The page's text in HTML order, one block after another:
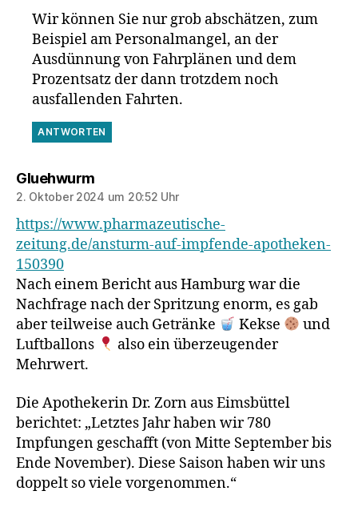
Wir können Sie nur grob abschätzen, zum
Beispiel am Personalmangel, an der
Ausdünnung von Fahrplänen und dem
Prozentsatz der dann trotzdem noch
ausfallenden Fahrten.
ANTWORTEN
Gluehwurmsagt:
2. Oktober 2024 um 20:52 Uhr
https://www.pharmazeutische-
zeitung.de/ansturm-auf-impfende-apotheken-
150390
Nach einem Bericht aus Hamburg war die
Nachfrage nach der Spritzung enorm, es gab
aber teilweise auch Getränke
Kekse
und
Luftballons
also ein überzeugender
Mehrwert.
Die Apothekerin Dr. Zorn aus Eimsbüttel
berichtet: „Letztes Jahr haben wir 780
Impfungen geschafft (von Mitte September bis
Ende November). Diese Saison haben wir uns
doppelt so viele vorgenommen.“